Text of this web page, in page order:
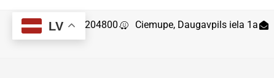
29204800 Ciemupe, Daugavpils iela 1a
LV